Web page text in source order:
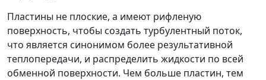
Пластины не плоские, а имеют рифленую
поверхность, чтобы создать турбулентный поток,
что является синонимом более результативной
теплопередачи, и распределить жидкости по всей
обменной поверхности. Чем больше пластин, тем